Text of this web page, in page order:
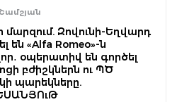
Շամշյան
Զովունի-Եղվարդ
«Alfa Romeo»-ն
օպերատիվ են գործել
բժիշկներն ու ՊԾ
պարեկները.